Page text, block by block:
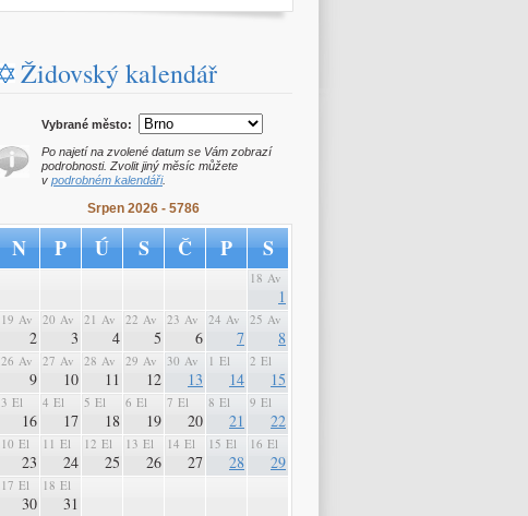
Židovský kalendář
Vybrané město:
Po najetí na zvolené datum se Vám zobrazí
podrobnosti. Zvolit jiný měsíc můžete
v podrobném kalendáři.
Srpen 2026 - 5786
N P Ú S Č P S
18 Av
1
19 Av
2
20 Av
3
21 Av
4
22 Av
5
23 Av
6
24 Av
7
25 Av
8
26 Av
9
27 Av
10
28 Av
11
29 Av
12
30 Av
13
1 El
14
2 El
15
3 El
16
4 El
17
5 El
18
6 El
19
7 El
20
8 El
21
9 El
22
10 El
23
11 El
24
12 El
25
13 El
26
14 El
27
15 El
28
16 El
29
17 El
30
18 El
31